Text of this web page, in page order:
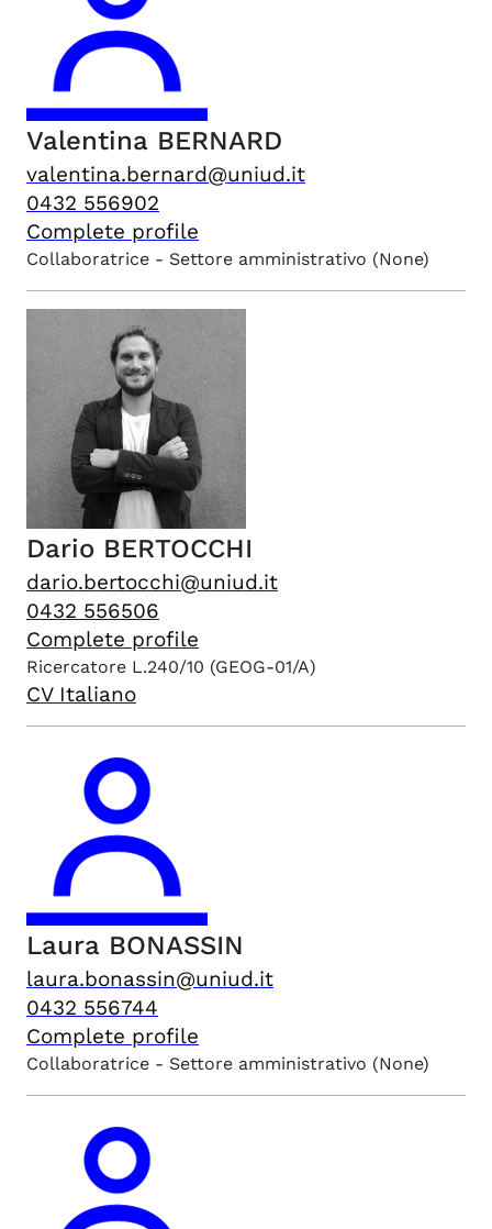
Valentina BERNARD
valentina.bernard@uniud.it
0432 556902
Complete profile
Collaboratrice - Settore amministrativo (None)
Dario BERTOCCHI
dario.bertocchi@uniud.it
0432 556506
Complete profile
Ricercatore L.240/10 (GEOG-01/A)
CV Italiano
Laura BONASSIN
laura.bonassin@uniud.it
0432 556744
Complete profile
Collaboratrice - Settore amministrativo (None)